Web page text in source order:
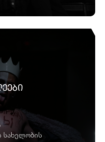
სახელობის